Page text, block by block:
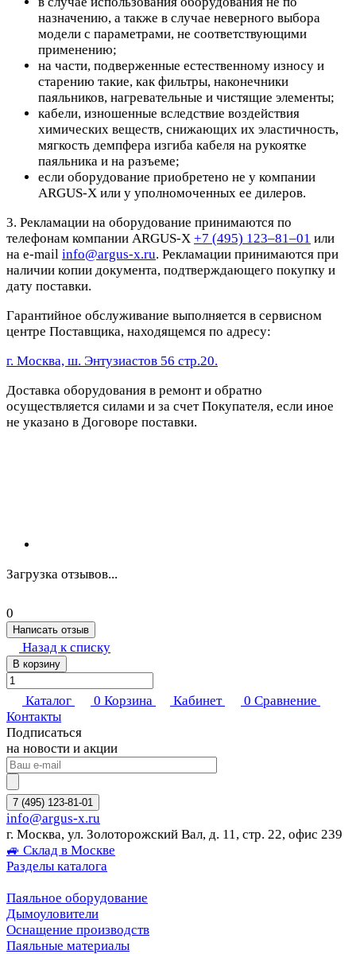
назначению, а также в случае неверного выбора
модели с параметрами, не соответствующими
применению;
на части, подверженные естественному износу и
старению такие, как фильтры, наконечники
паяльников, нагревательные и чистящие элементы;
кабели, изношенные вследствие воздействия
химических веществ, снижающих их эластичность,
мягкость демпфера изгиба кабеля на рукоятке
паяльника и на разъеме;
если оборудование приобретено не у компании
ARGUS-X или у уполномоченных ее дилеров.
3. Рекламации на оборудование принимаются по
телефонам компании ARGUS-X +7 (495) 123–81–01 или
на e-mail info@argus-x.ru. Рекламации принимаются при
наличии копии документа, подтверждающего покупку и
дату поставки.
Гарантийное обслуживание выполняется в сервисном
центре Поставщика, находящемся по адресу:
г. Москва, ш. Энтузиастов 56 стр.20.
Доставка оборудования в ремонт и обратно
осуществляется силами и за счет Покупателя, если иное
не указано в Договоре поставки.
Загрузка отзывов...
0
Написать отзыв
Назад к списку
В корзину
Каталог 0 Корзина Кабинет 0 Сравнение
Контакты
Подписаться
на новости и акции
7 (495) 123-81-01
info@argus-x.ru
г. Москва, ул. Золоторожский Вал, д. 11, стр. 22, офис 239
🚙 Склад в Москве
Разделы каталога
Паяльное оборудование
Дымоуловители
Оснащение производств
Паяльные материалы